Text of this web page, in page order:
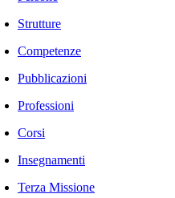
Strutture
Competenze
Pubblicazioni
Professioni
Corsi
Insegnamenti
Terza Missione